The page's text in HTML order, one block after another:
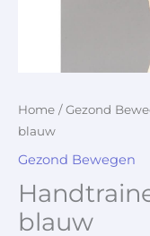
Home /Gezond
blauw
Gezond Bewegen
blauw